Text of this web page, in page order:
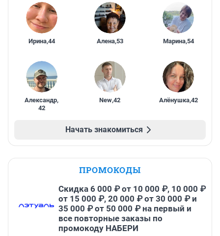
Ирина,44 Алена,53 Марина,54
Александр,
42
New,42 Алёнушка,42
Начать знакомиться
ПРОМОКОДЫ
Скидка 6 000 ₽ от 10 000 ₽, 10 000 ₽
от 15 000 ₽, 20 000 ₽ от 30 000 ₽ и
35 000 ₽ от 50 000 ₽ на первый и
все повторные заказы по
промокоду НАБЕРИ